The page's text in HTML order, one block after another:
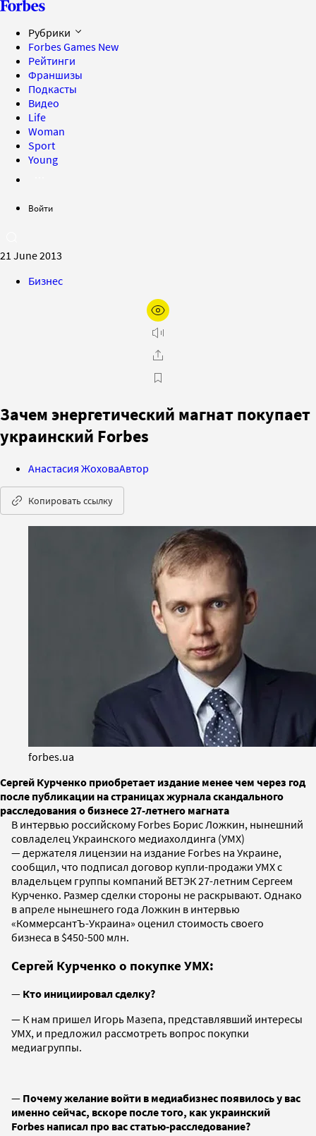
Рубрики
Forbes Games New
Рейтинги
Франшизы
Подкасты
Видео
Life
Woman
Sport
Young
Войти
21 June 2013
Бизнес
Зачем энергетический магнат покупает
украинский Forbes
Анастасия ЖоховаАвтор
Копировать ссылку
forbes.ua
Сергей Курченко приобретает издание менее чем через год
после публикации на страницах журнала скандального
расследования о бизнесе 27-летнего магната
В интервью российскому Forbes Борис Ложкин, нынешний
совладелец Украинского медиахолдинга (УМХ)
— держателя лицензии на издание Forbes на Украине,
сообщил, что подписал договор купли-продажи УМХ с
владельцем группы компаний ВЕТЭК 27-летним Сергеем
Курченко. Размер сделки стороны не раскрывают. Однако
в апреле нынешнего года Ложкин в интервью
«КоммерсантЪ-Украина» оценил стоимость своего
бизнеса в $450-500 млн.
Сергей Курченко о покупке УМХ:
— Кто инициировал сделку?
— К нам пришел Игорь Мазепа, представлявший интересы
УМХ, и предложил рассмотреть вопрос покупки
медиагруппы.
— Почему желание войти в медиабизнес появилось у вас
именно сейчас, вскоре после того, как украинский
Forbes написал про вас статью-расследование?